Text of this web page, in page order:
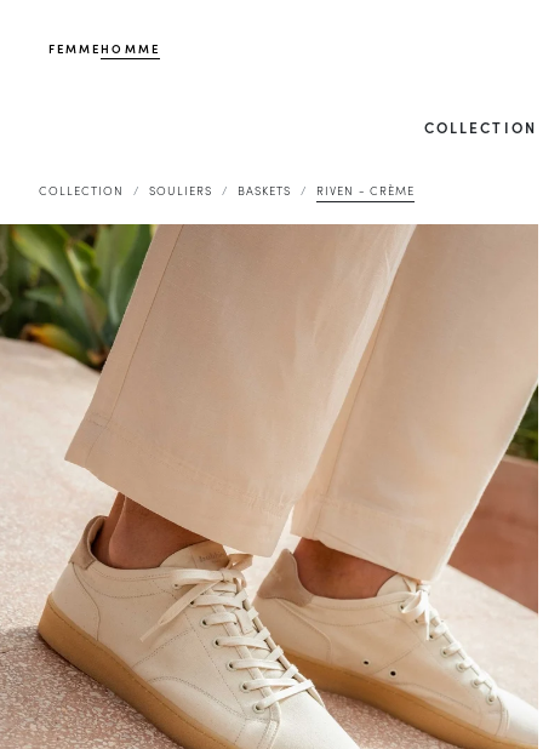
FEMMEHOMME
COLLECTION
COLLECTION SOULIERS BASKETS RIVEN - CRÈME